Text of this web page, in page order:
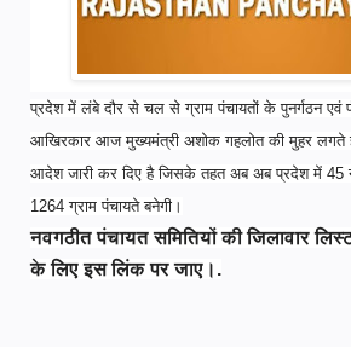
प्रदेश में लंबे दौर से चल से ग्राम पंचायतों के पुनर्गठन एवं
आखिरकार आज मुख्यमंत्री अशोक गहलोत की मुहर लगते
आदेश जारी कर दिए है जिसके तहत अब अब प्रदेश में 45
1264 ग्राम पंचायते बनेगी।
नवगठीत पंचायत समितियों की जिलावार
के लिए इस लिंक पर जाए।.